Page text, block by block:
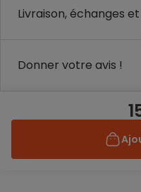
Livraison, échanges
Donner votre avis !